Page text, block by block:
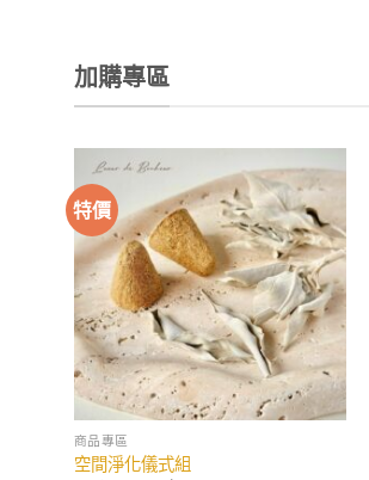
加購專區
特價
商品專區
空間淨化儀式組